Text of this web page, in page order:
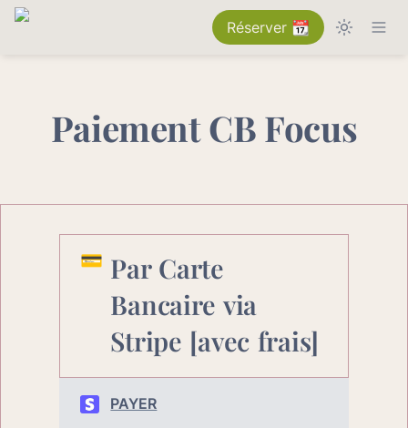
Réserver 📆
Paiement CB Focus
💳 Par Carte
Bancaire via
Stripe [avec frais]
PAYER